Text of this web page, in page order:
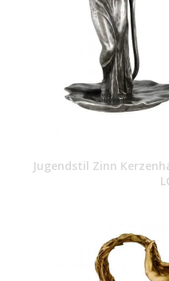
Jugendstil Zinn